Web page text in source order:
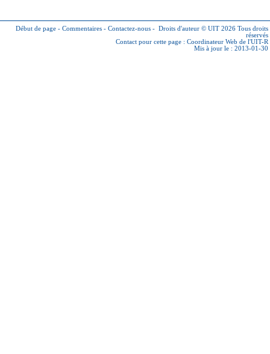
Début de page - Commentaires - Contactez-nous - Droits d'auteur © UIT 2026 Tous droits
réservés
Contact pour cette page : Coordinateur Web de l'UIT-R
Mis à jour le : 2013-01-30